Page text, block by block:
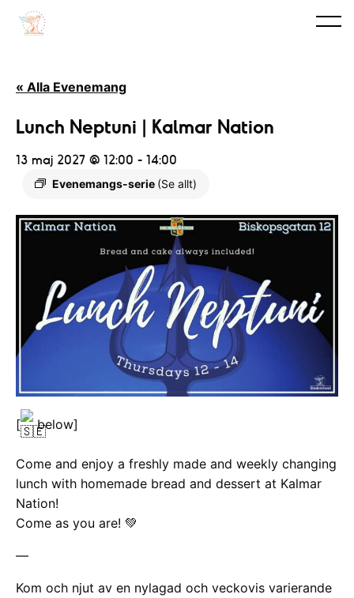
« Alla Evenemang
Lunch Neptuni | Kalmar Nation
13 maj 2027 @ 12:00 - 14:00
Evenemangs-serie (Se allt)
[ below]
Come and enjoy a freshly made and weekly changing
lunch with homemade bread and dessert at Kalmar
Nation!
Come as you are! 💚
—
Kom och njut av en nylagad och veckovis varierande